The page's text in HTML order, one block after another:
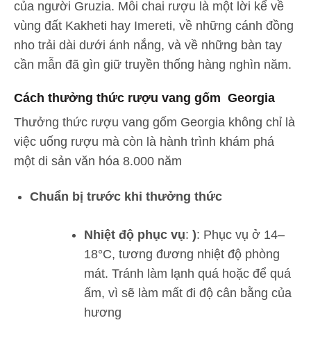
của người Gruzia. Mỗi chai rượu là một lời kể về
vùng đất Kakheti hay Imereti, về những cánh đồng
nho trải dài dưới ánh nắng, và về những bàn tay
cần mẫn đã gìn giữ truyền thống hàng nghìn năm.
Cách thưởng thức rượu vang gốm Georgia
Thưởng thức rượu vang gốm Georgia không chỉ là
việc uống rượu mà còn là hành trình khám phá
một di sản văn hóa 8.000 năm
Chuẩn bị trước khi thưởng thức
Nhiệt độ phục vụ: ): Phục vụ ở 14–
18°C, tương đương nhiệt độ phòng
mát. Tránh làm lạnh quá hoặc để quá
ấm, vì sẽ làm mất đi độ cân bằng của
hương